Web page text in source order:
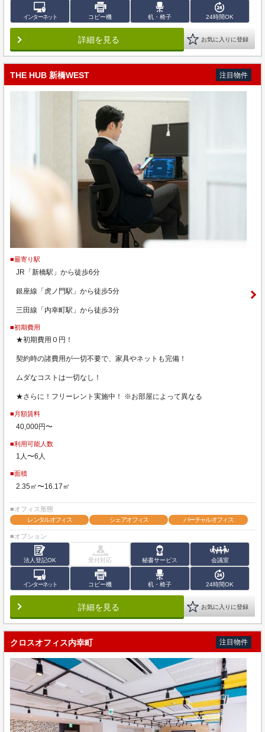
インターネット コピー機 机・椅子 24時間OK
詳細を見る お気に入りに登録
THE HUB 新橋WEST 注目物件
■最寄り駅
JR「新橋駅」から徒歩6分
銀座線「虎ノ門駅」から徒歩5分
三田線「内幸町駅」から徒歩3分
■初期費用
★初期費用０円！
契約時の諸費用が一切不要で、家具やネットも完備！
ムダなコストは一切なし！
★さらに！フリーレント実施中！ ※お部屋によって異なる
■月額賃料
40,000円〜
■利用可能人数
1人〜6人
■面積
2.35㎡〜16.17㎡
■オフィス形態
レンタルオフィス
シェアオフィス バーチャルオフィス
■オプション
法人登記OK 受付対応 秘書サービス 会議室
インターネット コピー機 机・椅子 24時間OK
詳細を見る お気に入りに登録
クロスオフィス内幸町 注目物件